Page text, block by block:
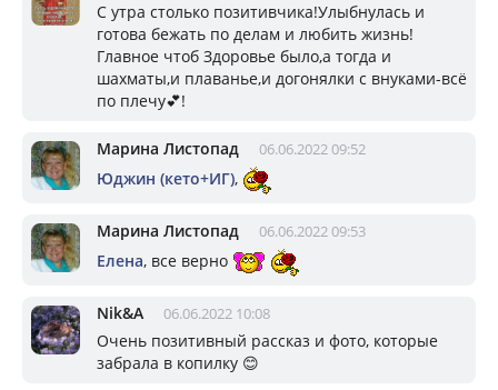
С утра столько позитивчика!Улыбнулась и
готова бежать по делам и любить жизнь!
Главное чтоб Здоровье было,а тогда и
шахматы,и плаванье,и догонялки с внуками-всё
по плечу💕!
Марина Листопад 06.06.2022 09:52
Юджин (кето+ИГ),
Марина Листопад 06.06.2022 09:53
Елена, все верно
Nik&A 06.06.2022 10:08
Очень позитивный рассказ и фото, которые
забрала в копилку 😊